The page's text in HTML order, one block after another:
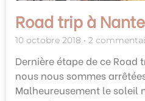
Road trip à
10 octobre 2018 2
Dernière étape de ce Road
nous nous sommes
Malheureusement le soleil